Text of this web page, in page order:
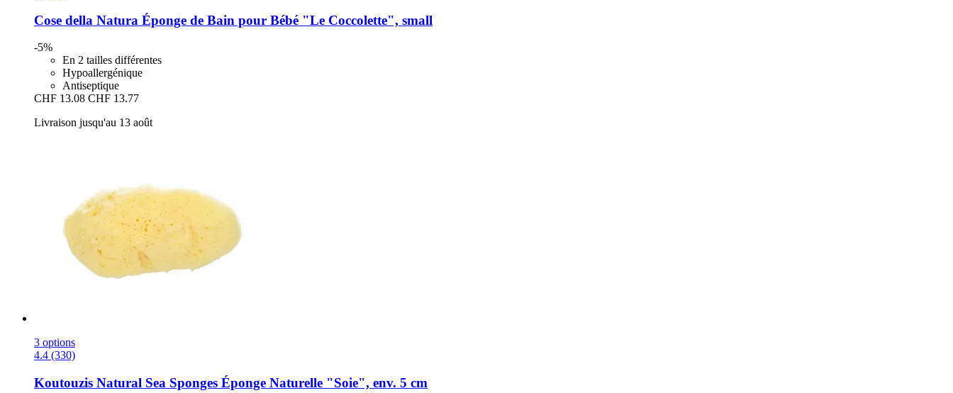
Cose della Natura Éponge de Bain pour Bébé "Le Coccolette", small
-5%
En 2 tailles différentes
Hypoallergénique
Antiseptique
CHF 13.08 CHF 13.77
Livraison jusqu'au 13 août
3 options
4.4 (330)
Koutouzis Natural Sea Sponges Éponge Naturelle "Soie", env. 5 cm